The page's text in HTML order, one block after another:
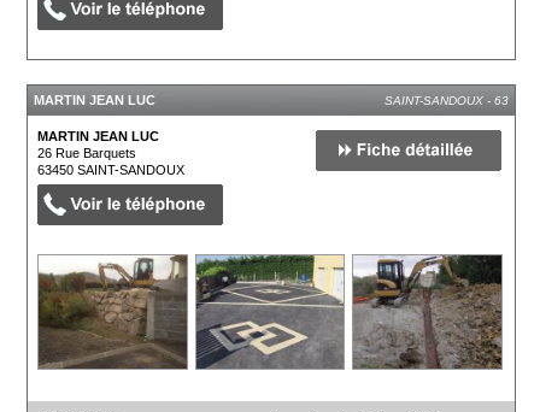
MARTIN JEAN LUC SAINT-SANDOUX - 63
MARTIN JEAN LUC
26 Rue Barquets
63450SAINT-SANDOUX